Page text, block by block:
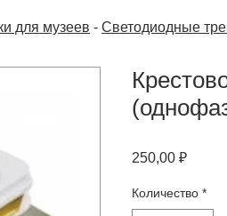
для музеев - Светодиодные
250,00 ₽Цена
Количество *